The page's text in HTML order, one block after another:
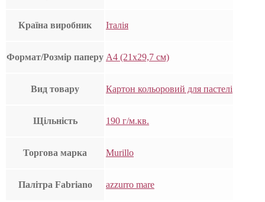
Країна виробник Італія
Формат/Розмір паперу А4 (21х29,7 см)
Вид товару Картон кольоровий для пастелі
Щільність 190 г/м.кв.
Торгова марка Murillo
Палітра Fabriano azzurro mare